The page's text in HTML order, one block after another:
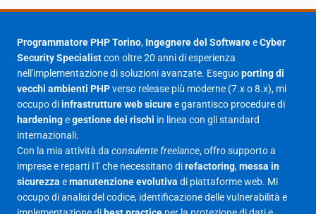
Agosto 2025 1
23
Giugno 2025
Maggio 2025 27
Aprile 2025
Marzo 2025
Febbraio 2025 17
Gennaio 2025
Programmatore PHP Torino, Ingegnere del SoftwareeCyber
Security Specialistcon oltre 20 anni di esperienza
nell'implementazione di soluzioni avanzate. Eseguoporting di
vecchi ambienti PHPverso release più moderne (7.x o 8.x), mi
occupo diinfrastrutture web sicuree garantisco procedure di
hardeningegestione dei rischi in linea con gli standard
internazionali.
Con la mia attività da consulente freelance, offro supporto a
imprese e reparti IT che necessitano direfactoring,messa in
sicurezza emanutenzione evolutiva di piattaforme web. Mi
occupo di analisi del codice, identificazione delle vulnerabilità e